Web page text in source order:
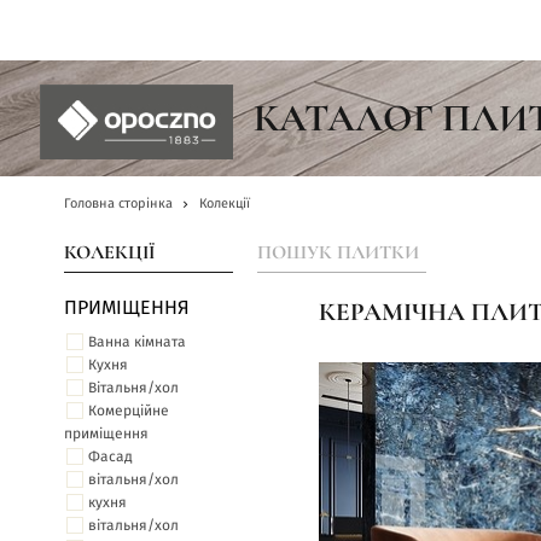
КАТАЛОГ
Головна сторінка Колекції
КОЛЕКЦІЇ ПОШУК ПЛИТКИ
ПРИМІЩЕННЯ
Ванна кімната
Кухня
Вітальня/хол
Комерційне
приміщення
Фасад
вітальня/хол
кухня
вітальня/хол
КЕРАМІЧНА